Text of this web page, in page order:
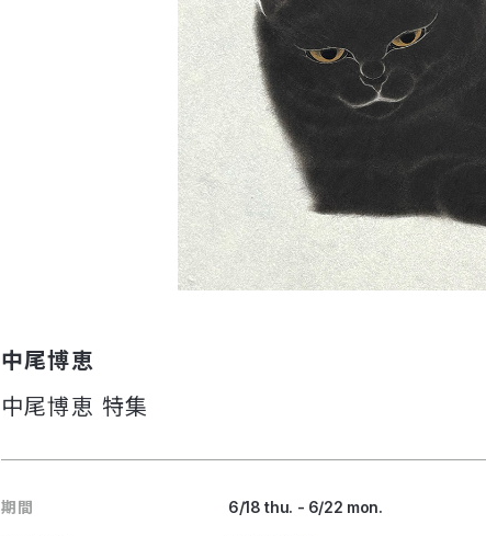
中尾博恵
中尾博恵 特集
期間 6/18 thu. - 6/22 mon.